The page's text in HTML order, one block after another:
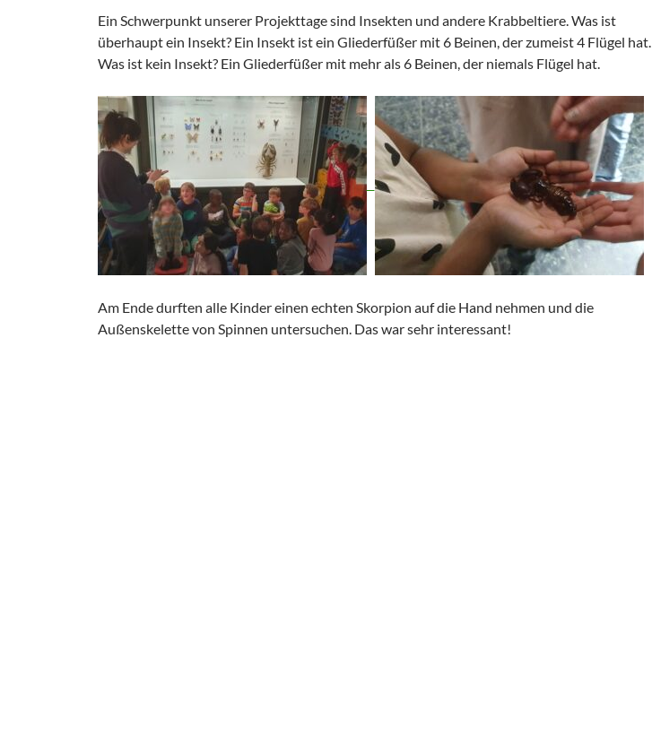
Ein Schwerpunkt unserer Projekttage sind Insekten und andere Krabbeltiere. Was ist
überhaupt ein Insekt? Ein Insekt ist ein Gliederfüßer mit 6 Beinen, der zumeist 4 Flügel hat.
Was ist kein Insekt? Ein Gliederfüßer mit mehr als 6 Beinen, der niemals Flügel hat.
Am Ende durften alle Kinder einen echten Skorpion auf die Hand nehmen und die
Außenskelette von Spinnen untersuchen. Das war sehr interessant!